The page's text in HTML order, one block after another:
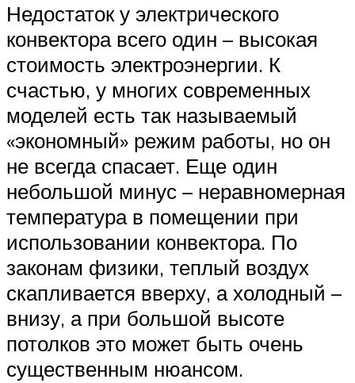
Недостаток у электрического
конвектора всего один – высокая
стоимость электроэнергии. К
счастью, у многих современных
моделей есть так называемый
«экономный» режим работы, но он
не всегда спасает. Еще один
небольшой минус – неравномерная
температура в помещении при
использовании конвектора. По
законам физики, теплый воздух
скапливается вверху, а холодный –
внизу, а при большой высоте
потолков это может быть очень
существенным нюансом.